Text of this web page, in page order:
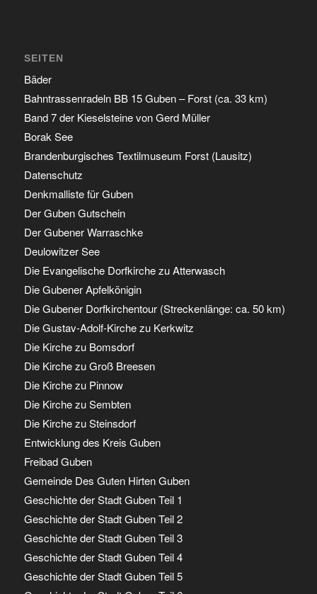
SEITEN
Bäder
Bahntrassenradeln BB 15 Guben – Forst (ca. 33 km)
Band 7 der Kieselsteine von Gerd Müller
Borak See
Brandenburgisches Textilmuseum Forst (Lausitz)
Datenschutz
Denkmalliste für Guben
Der Guben Gutschein
Der Gubener Warraschke
Deulowitzer See
Die Evangelische Dorfkirche zu Atterwasch
Die Gubener Apfelkönigin
Die Gubener Dorfkirchentour (Streckenlänge: ca. 50 km)
Die Gustav-Adolf-Kirche zu Kerkwitz
Die Kirche zu Bomsdorf
Die Kirche zu Groß Breesen
Die Kirche zu Pinnow
Die Kirche zu Sembten
Die Kirche zu Steinsdorf
Entwicklung des Kreis Guben
Freibad Guben
Gemeinde Des Guten Hirten Guben
Geschichte der Stadt Guben Teil 1
Geschichte der Stadt Guben Teil 2
Geschichte der Stadt Guben Teil 3
Geschichte der Stadt Guben Teil 4
Geschichte der Stadt Guben Teil 5